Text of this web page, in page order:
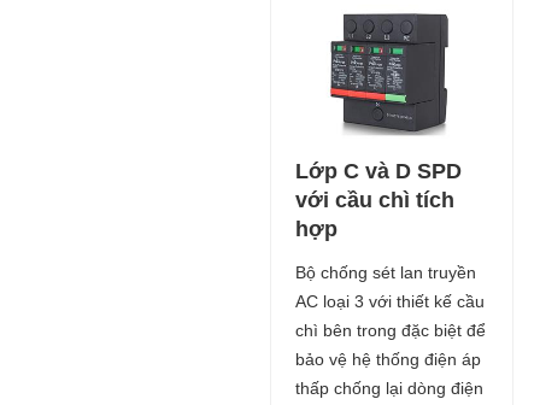
Lớp C và D SPD
với cầu chì tích
hợp
Bộ chống sét lan truyền
AC loại 3 với thiết kế cầu
chì bên trong đặc biệt để
bảo vệ hệ thống điện áp
thấp chống lại dòng điện